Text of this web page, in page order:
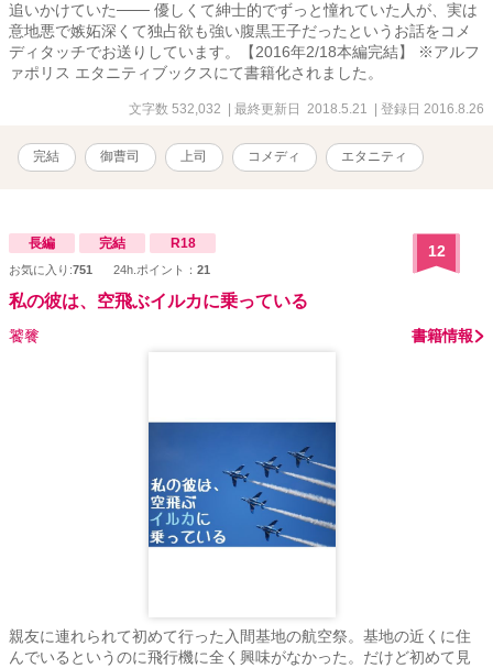
追いかけていた─── 優しくて紳士的でずっと憧れていた人が、実は
意地悪で嫉妬深くて独占欲も強い腹黒王子だったというお話をコメ
ディタッチでお送りしています。【2016年2/18本編完結】 ※アルフ
ァポリス エタニティブックスにて書籍化されました。
文字数 532,032 | 最終更新日 2018.5.21 | 登録日 2016.8.26
完結 御曹司 上司 コメディ エタニティ
長編 完結 R18
お気に入り:751 24h.ポイント： 21
12
私の彼は、空飛ぶイルカに乗っている
饕餮 書籍情報
親友に連れられて初めて行った入間基地の航空祭。基地の近くに住
んでいるというのに飛行機に全く興味がなかった。だけど初めて見